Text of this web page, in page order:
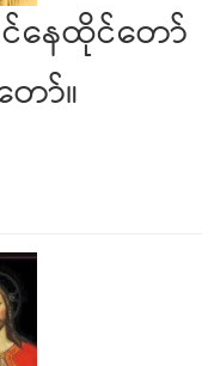
နေထိုင်တော်
ော်။